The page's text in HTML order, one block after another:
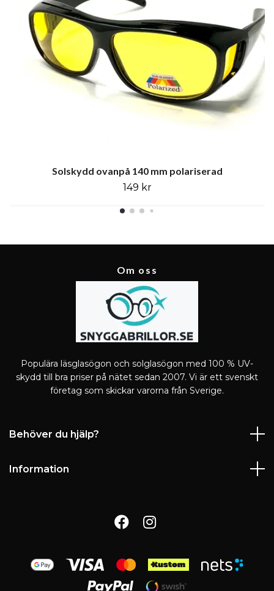
Solskydd ovanpå 140 mm polariserad
149 kr
Om oss
Populära läsglasögon och solglasögon med 100 % UV-
skydd till bra priser på nätet sedan 2007. Vi är ett svenskt
företag som skickar varorna från Sverige.
Behöver du hjälp?
Information